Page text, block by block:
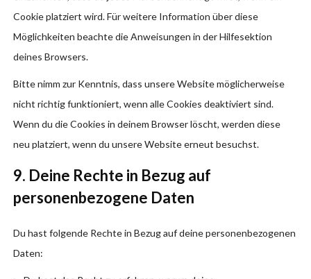
Cookie platziert wird. Für weitere Information über diese
Möglichkeiten beachte die Anweisungen in der Hilfesektion
deines Browsers.
Bitte nimm zur Kenntnis, dass unsere Website möglicherweise
nicht richtig funktioniert, wenn alle Cookies deaktiviert sind.
Wenn du die Cookies in deinem Browser löscht, werden diese
neu platziert, wenn du unsere Website erneut besuchst.
9. Deine Rechte in Bezug auf
personenbezogene Daten
Du hast folgende Rechte in Bezug auf deine personenbezogenen
Daten: